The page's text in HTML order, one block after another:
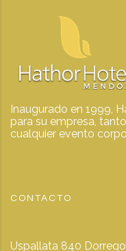
Inaugurado en 1999,
para su empresa,
cualquier evento
CONTACTO
Uspallata 840 Dorrego